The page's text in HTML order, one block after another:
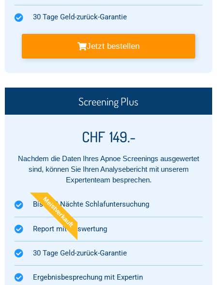
30 Tage Geld-zurück-Garantie​
Jetzt bestellen
Screening Plus
CHF 149.-
Nachdem die Daten Ihres Apnoe Screenings ausgewertet
sind, können Sie Ihren Analysebericht mit unserem
Expertenteam besprechen.
Meistverkauft
Bis zu 3 Nächte Schlafuntersuchung
Report mit Auswertung​
30 Tage Geld-zurück-Garantie
Ergebnisbesprechung mit Expertin